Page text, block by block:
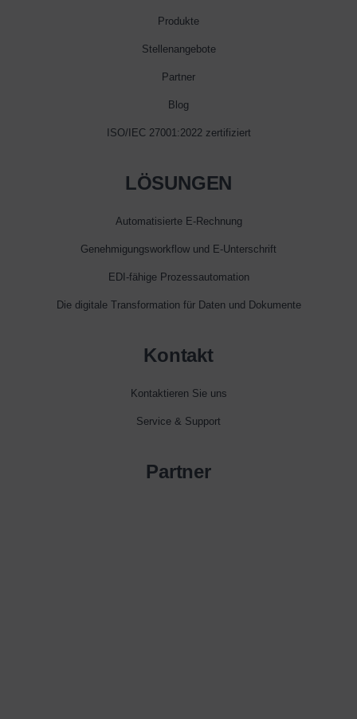
Produkte
Stellenangebote
Partner
Blog
ISO/IEC 27001:2022 zertifiziert
LÖSUNGEN
Automatisierte E‑Rechnung
Genehmigungsworkflow und E‑Unterschrift
EDI-fähige Prozessautomation
Die digitale Transformation für Daten und Dokumente
Kontakt
Kontaktieren Sie uns
Service & Support
Partner